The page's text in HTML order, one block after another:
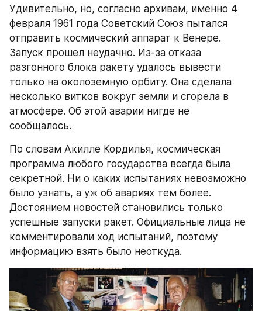
Удивительно, но, согласно архивам, именно 4
февраля 1961 года Советский Союз пытался
отправить космический аппарат к Венере.
Запуск прошел неудачно. Из-за отказа
разгонного блока ракету удалось вывести
только на околоземную орбиту. Она сделала
несколько витков вокруг земли и сгорела в
атмосфере. Об этой аварии нигде не
сообщалось.
По словам Акилле Кордилья, космическая
программа любого государства всегда была
секретной. Ни о каких испытаниях невозможно
было узнать, а уж об авариях тем более.
Достоянием новостей становились только
успешные запуски ракет. Официальные лица не
комментировали ход испытаний, поэтому
информацию взять было неоткуда.